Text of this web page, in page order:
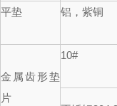
平垫 铝，紫铜
金属齿形垫
片
10#